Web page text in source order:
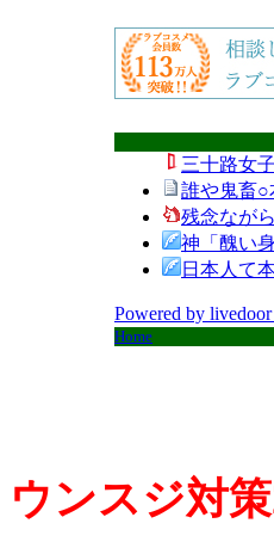
三十路女
誰や鬼畜○
残念なが
神「醜い
日本人て
Powered by
Home
ウンスジ対